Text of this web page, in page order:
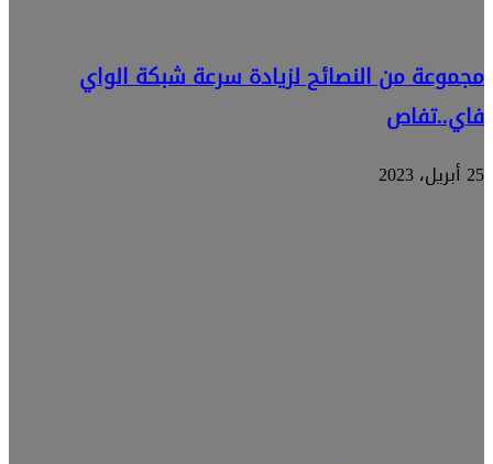
مجموعة من النصائح لزيادة سرعة شبكة الواي
فاي..تفاص
25 أبريل، 2023